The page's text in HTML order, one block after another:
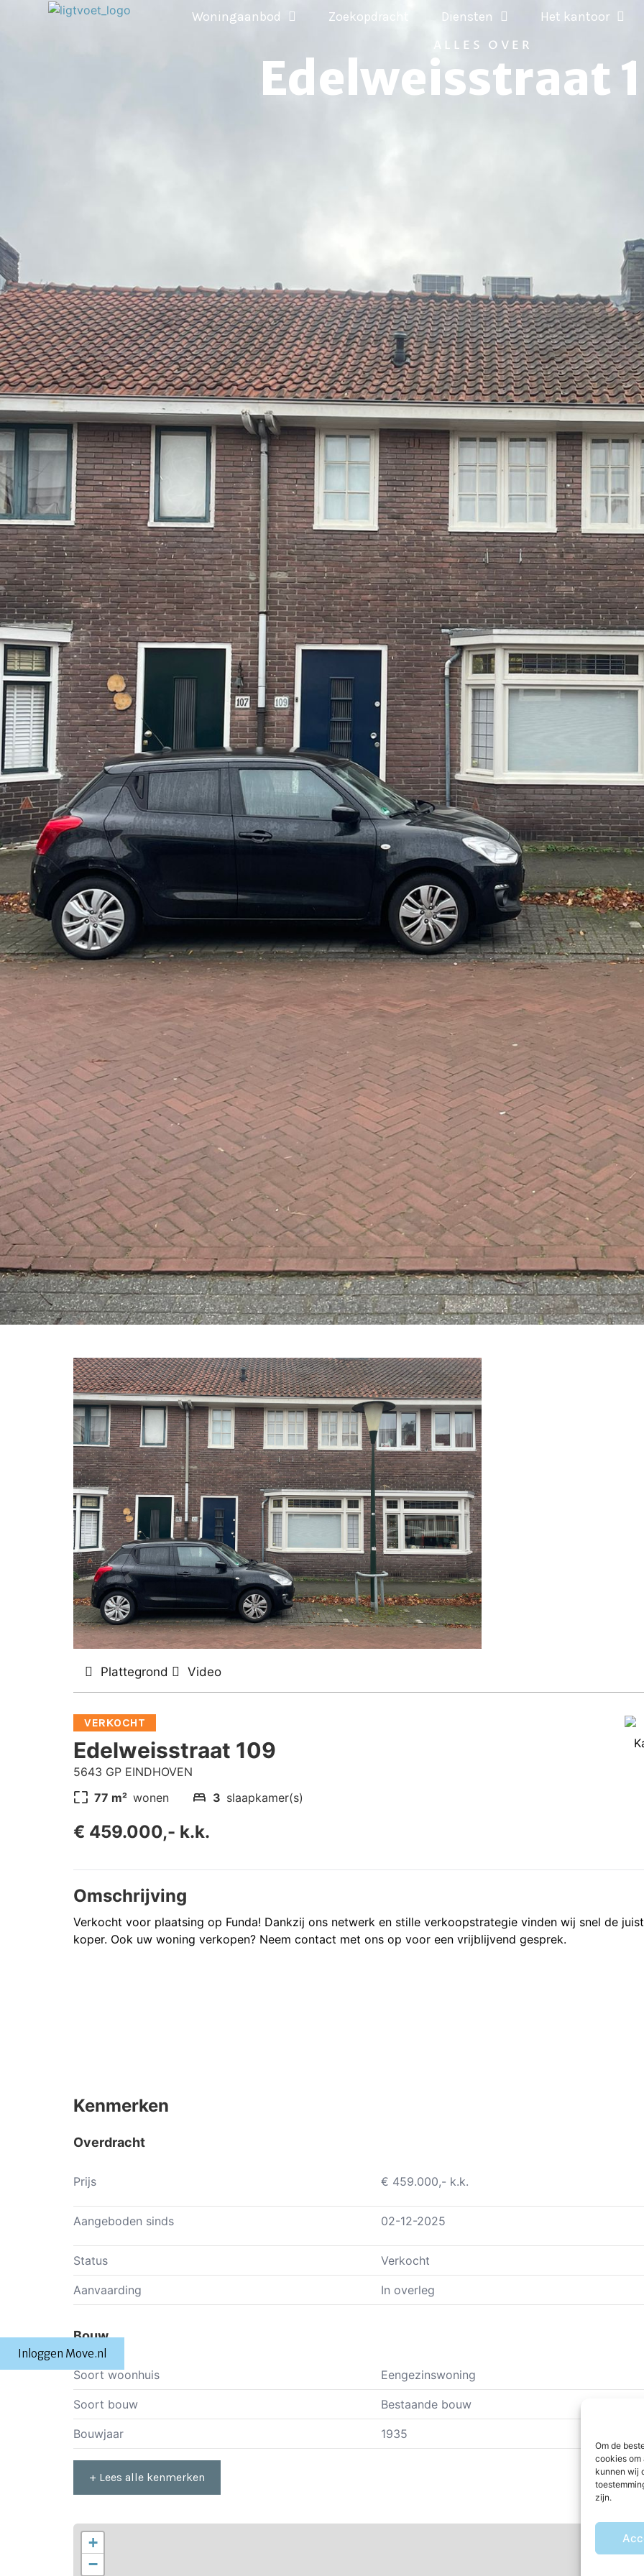
Om de
cookies om
kunnen wij
zijn.
Woningaanbod Zoekopdracht Diensten Het kantoor
ALLES OVER
Edelweisstraat
Plattegrond Video
VERKOCHT
Edelweisstraat 109
5643 GP EINDHOVEN
pageless 77 m² wonen bed 3 slaapkamer(s)
€ 459.000,- k.k.
Omschrijving
Verkocht voor plaatsing op Funda! Dankzij ons netwerk en stille verkoopstrategie vinden wij snel de
koper. Ook uw woning verkopen? Neem contact met ons op voor een vrijblijvend gesprek.
Kenmerken
Overdracht
Prijs € 459.000,- k.k.
Aangeboden sinds 02-12-2025
Status Verkocht
Aanvaarding In overleg
Bouw
Soort woonhuis Eengezinswoning
Soort bouw Bestaande bouw
Bouwjaar 1935
+ Lees alle kenmerken
+
−
Inloggen Move.nl